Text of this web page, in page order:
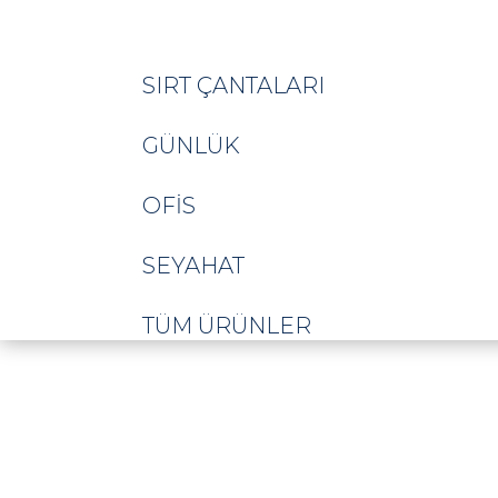
SIRT ÇANTALARI
GÜNLÜK
OFIS
SEYAHAT
TÜM ÜRÜNLER